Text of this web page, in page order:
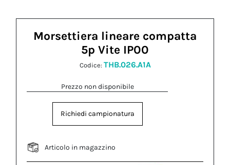
Morsettiera lineare compatta
5p Vite IP00
Codice: THB.026.A1A
Prezzo non disponibile
Richiedi campionatura
Articolo in magazzino